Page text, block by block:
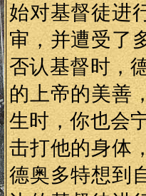
始对基督徒进
审，并遭受了
否认基督时，
的上帝的美善
生时，你也会
击打他的身体
德奥多特想到